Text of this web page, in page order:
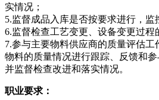
实情况；
5.监督成品入库是否按要求进行，监
6.监督检查工艺变更、设备变更过程
7.参与主要物料供应商的质量评估工
物料的质量情况进行跟踪、反馈和
并监督检查改进和落实情况。
职业要求：